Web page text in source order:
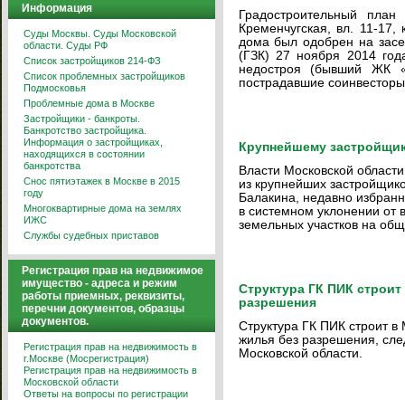
Информация
Суды Москвы. Суды Московской
области. Суды РФ
Список застройщиков 214-ФЗ
Список проблемных застройщиков
Подмосковья
Проблемные дома в Москве
Застройщики - банкроты.
Банкротство застройщика.
Информация о застройщиках,
находящихся в состоянии
банкротства
Снос пятиэтажек в Москве в 2015
году
Многоквартирные дома на землях
ИЖС
Службы судебных приставов
Регистрация прав на недвижимое
имущество - адреса и режим
работы приемных, реквизиты,
перечни документов, образцы
документов.
Регистрация прав на недвижимость в
г.Москве (Мосрегистрация)
Регистрация прав на недвижимость в
Московской области
Ответы на вопросы по регистрации
Градостроительный
Кременчугская, вл. 11-
дома был одобрен на
(ГЗК) 27 ноября 2014
недостроя (бывший ЖК
пострадавшие
Крупнейшему
Власти Московской
из крупнейших
Балакина, недавно
в системном уклонении от
земельных участков на
Структура ГК ПИК
разрешения
Структура ГК ПИК строит
жилья без разрешения,
Московской области.